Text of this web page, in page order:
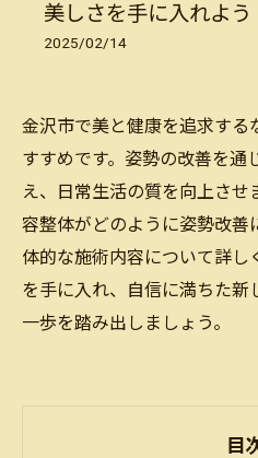
美しさを手に入れよう
2025/02/14
金沢市で美と健康を追求する
すすめです。姿勢の改善を通
え、日常生活の質を向上さ
容整体がどのように姿勢改善
体的な施術内容について詳し
を手に入れ、自信に満ちた
一歩を踏み出しましょう。
目